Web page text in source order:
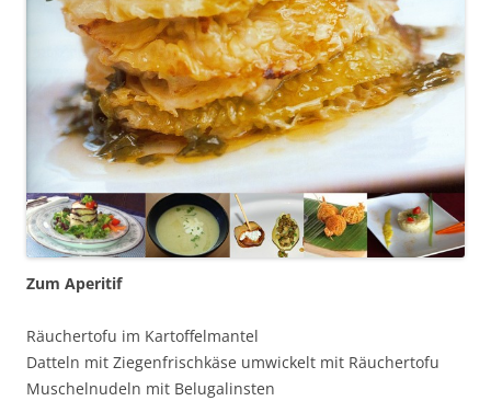
Zum Aperitif
Räuchertofu im Kartoffelmantel
Datteln mit Ziegenfrischkäse umwickelt mit Räuchertofu
Muschelnudeln mit Belugalinsten